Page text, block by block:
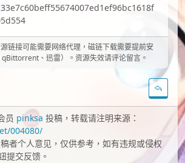
链接可能需要网络代理，磁链下载需要提前安
、迅雷）。资源失效请评论留言。
员 pinksa 投稿，转载请注明来源：
004080/
者个人意见，仅供参考，如有违规或侵权
提交反馈。